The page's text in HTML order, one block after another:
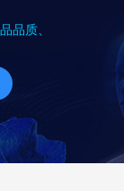
品质、